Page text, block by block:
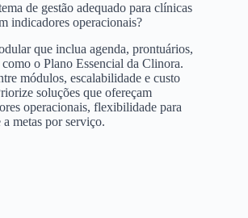
de gestão adequado para clínicas
indicadores operacionais?
que inclua agenda, prontuários,
o Plano Essencial da Clinora.
módulos, escalabilidade e custo
soluções que ofereçam
operacionais, flexibilidade para
metas por serviço.